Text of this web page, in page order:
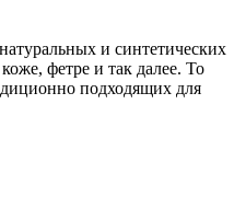
и синтетических
фетре и так далее. То
подходящих для